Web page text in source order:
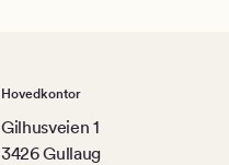
Hovedkontor
Gilhusveien 1
3426 Gullaug